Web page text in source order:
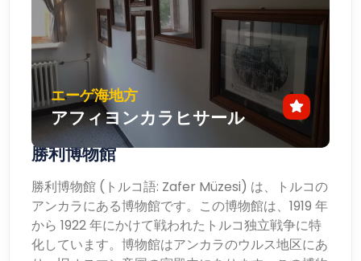
エーゲ海地方
アフィヨンカラヒサール
勝利博物館
勝利博物館 (トルコ語: Zafer Müzesi) は、トルコの
アンカラにある博物館です。この博物館は、1919 年
から 1922 年にかけて戦われたトルコ独立戦争に特
化しています。博物館はアンカラのウルス地区にあ